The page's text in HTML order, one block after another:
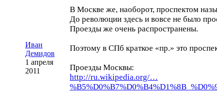
Иван
Демидов
1 апреля
2011
В Москве же, наоборот, проспектом
До революции здесь и вовсе не было
Проезды же очень распространены.
Поэтому в СПб краткое «пр.» это
Проезды Москвы:
http://ru.wikipedia.org/…